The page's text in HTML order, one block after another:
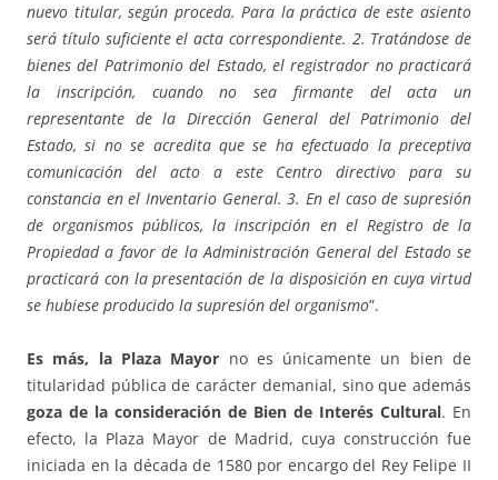
nuevo titular, según proceda. Para la práctica de este asiento
será título suficiente el acta correspondiente. 2. Tratándose de
bienes del Patrimonio del Estado, el registrador no practicará
la inscripción, cuando no sea firmante del acta un
representante de la Dirección General del Patrimonio del
Estado, si no se acredita que se ha efectuado la preceptiva
comunicación del acto a este Centro directivo para su
constancia en el Inventario General. 3. En el caso de supresión
de organismos públicos, la inscripción en el Registro de la
Propiedad a favor de la Administración General del Estado se
practicará con la presentación de la disposición en cuya virtud
se hubiese producido la supresión del organismo”.
Es más, la Plaza Mayor no es únicamente un bien de
titularidad pública de carácter demanial, sino que además
goza de la consideración de Bien de Interés Cultural. En
efecto, la Plaza Mayor de Madrid, cuya construcción fue
iniciada en la década de 1580 por encargo del Rey Felipe II